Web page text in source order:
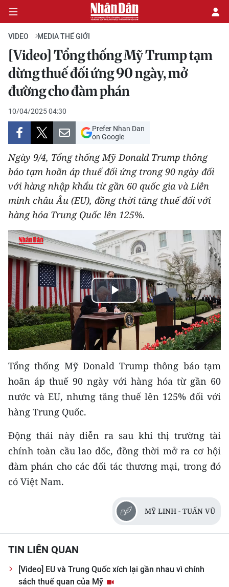
CHÍNH TRỊ
KINH TẾ
VĂN HÓA
XÃ HỘI
PHÁP LUẬT
DU LỊCH
THẾ GIỚI
THỂ THAO
GIÁO DỤC
Y TẾ
KHOA HỌC - CÔNG NGHỆ
MÔI TRƯỜNG
BẠN ĐỌC
KIỂM CHỨNG THÔNG TIN
TRI THỨC CHUYÊN SÂU
54 DÂN TỘC VIỆT NAM
CHƯƠNG TRÌNH OCOP - MỖI XÃ
MỘT SẢN PHẨM
MEDIA CENTER
E-Magazine
Video
VIDEO MEDIA THẾ GIỚI
[Video] Tổng thống Mỹ Trump tạm
dừng thuế đối ứng 90 ngày, mở
đường cho đàm phán
10/04/2025 04:30
Prefer Nhan Dan
on Google
Ngày 9/4, Tổng thống Mỹ Donald Trump thông
báo tạm hoãn áp thuế đối ứng trong 90 ngày đối
với hàng nhập khẩu từ gần 60 quốc gia và Liên
minh châu Âu (EU), đồng thời tăng thuế đối với
hàng hóa Trung Quốc lên 125%. ​
Play
Video
Tổng thống Mỹ Donald Trump thông báo tạm
hoãn áp thuế 90 ngày với hàng hóa từ gần 60
nước và EU, nhưng tăng thuế lên 125% đối với
hàng Trung Quốc.
Động thái này diễn ra sau khi thị trường tài
chính toàn cầu lao dốc, đồng thời mở ra cơ hội
đàm phán cho các đối tác thương mại, trong đó
có Việt Nam.
MỸ LINH - TUẤN VŨ
TIN LIÊN QUAN
[Video] EU và Trung Quốc xích lại gần nhau vì chính
sách thuế quan của Mỹ